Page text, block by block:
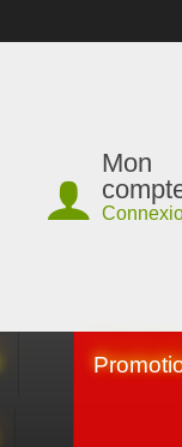
Mon